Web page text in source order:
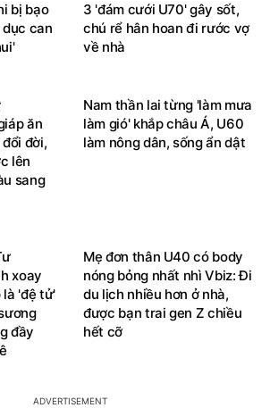
bị bạo
can
3 'đám cưới U70' gây sốt,
chú rể hân hoan đi rước vợ
về nhà
ăn
đời,
lên
sang
Nam thần lai từng 'làm mưa
làm gió' khắp châu Á, U60
làm nông dân, sống ẩn dật
xoay
là 'đệ tử'
đầy
Mẹ đơn thân U40 có body
nóng bỏng nhất nhì Vbiz: Đi
du lịch nhiều hơn ở nhà,
được bạn trai gen Z chiều
hết cỡ